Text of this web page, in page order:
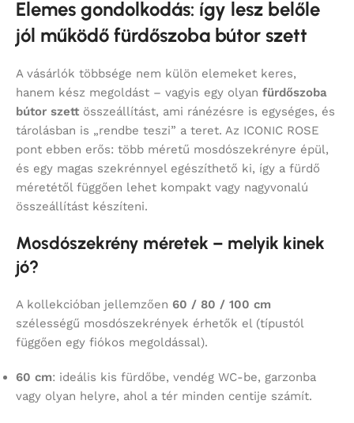
Elemes gondolkodás: így lesz belőle
jól működő fürdőszoba bútor szett
A vásárlók többsége nem külön elemeket keres,
hanem kész megoldást – vagyis egy olyan fürdőszoba
bútor szett összeállítást, ami ránézésre is egységes, és
tárolásban is „rendbe teszi” a teret. Az ICONIC ROSE
pont ebben erős: több méretű mosdószekrényre épül,
és egy magas szekrénnyel egészíthető ki, így a fürdő
méretétől függően lehet kompakt vagy nagyvonalú
összeállítást készíteni.
Mosdószekrény méretek – melyik kinek
jó?
A kollekcióban jellemzően 60 / 80 / 100 cm
szélességű mosdószekrények érhetők el (típustól
függően egy fiókos megoldással).
60 cm: ideális kis fürdőbe, vendég WC-be, garzonba
vagy olyan helyre, ahol a tér minden centije számít.